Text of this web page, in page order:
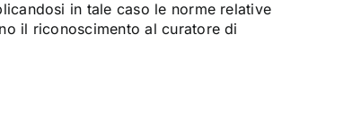
in tale caso le norme relative
il riconoscimento al curatore di